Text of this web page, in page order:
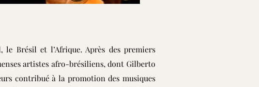
Brésil et l’Afrique. Après des premiers
artistes afro-brésiliens, dont Gilberto
contribué à la promotion des musiques